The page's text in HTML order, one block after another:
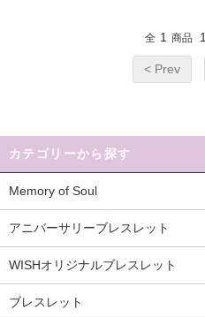
全 1 商品 1
< Prev
カテゴリーから探す
Memory of Soul
アニバーサリーブレスレット
WISHオリジナルブレスレット
ブレスレット